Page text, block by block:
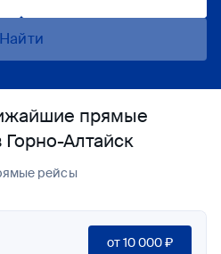
Найти
прямые
Горно-Алтайск
рейсы
от10 000 ₽